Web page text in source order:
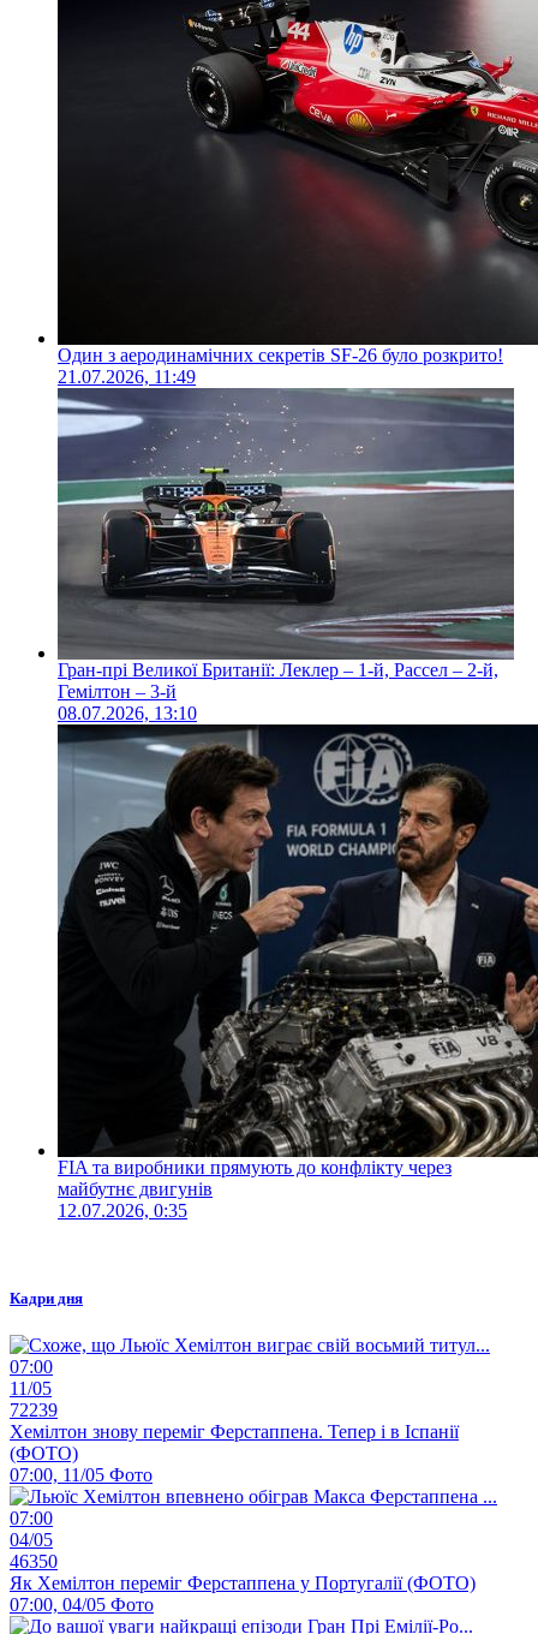
Один з аеродинамічних секретів SF-26 було розкрито!
21.07.2026, 11:49
Гран-прі Великої Британії: Леклер – 1-й, Рассел – 2-й,
Гемілтон – 3-й
08.07.2026, 13:10
FIA та виробники прямують до конфлікту через
майбутнє двигунів
12.07.2026, 0:35
Кадри дня
07:00
11/05
72239
Хемілтон знову переміг Ферстаппена. Тепер і в Іспанії
(ФОТО)
07:00, 11/05 Фото
07:00
04/05
46350
Як Хемілтон переміг Ферстаппена у Португалії (ФОТО)
07:00, 04/05 Фото